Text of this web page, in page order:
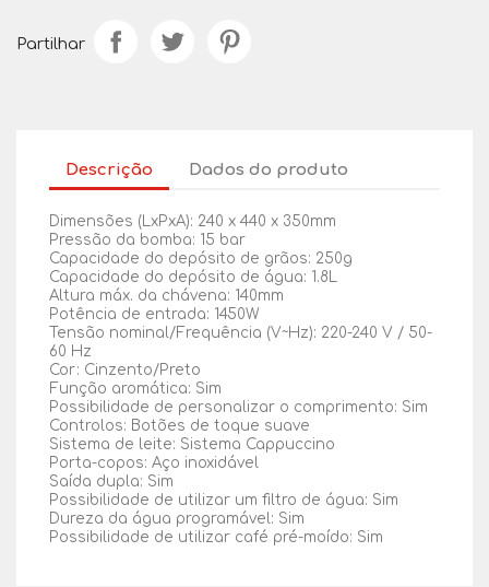
Partilhar
Descrição Dados do produto
Dimensões (LxPxA): 240 x 440 x 350mm
Pressão da bomba: 15 bar
Capacidade do depósito de grãos: 250g
Capacidade do depósito de água: 1.8L
Altura máx. da chávena: 140mm
Potência de entrada: 1450W
Tensão nominal/Frequência (V~Hz): 220-240 V / 50-
60 Hz
Cor: Cinzento/Preto
Função aromática: Sim
Possibilidade de personalizar o comprimento: Sim
Controlos: Botões de toque suave
Sistema de leite: Sistema Cappuccino
Porta-copos: Aço inoxidável
Saída dupla: Sim
Possibilidade de utilizar um filtro de água: Sim
Dureza da água programável: Sim
Possibilidade de utilizar café pré-moído: Sim